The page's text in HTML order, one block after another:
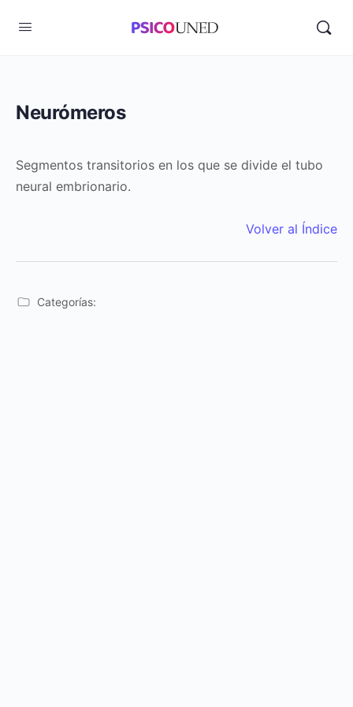
Neurómeros
Segmentos transitorios en los que se divide el tubo
neural embrionario.
Volver al Índice
Categorías: